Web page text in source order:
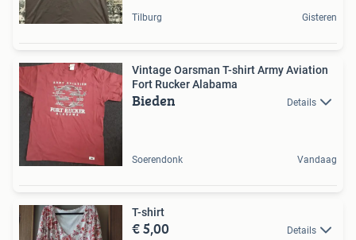
Tilburg Gisteren
Vintage Oarsman T-shirt Army Aviation
Fort Rucker Alabama
Bieden Details
Soerendonk Vandaag
T-shirt
€ 5,00 Details